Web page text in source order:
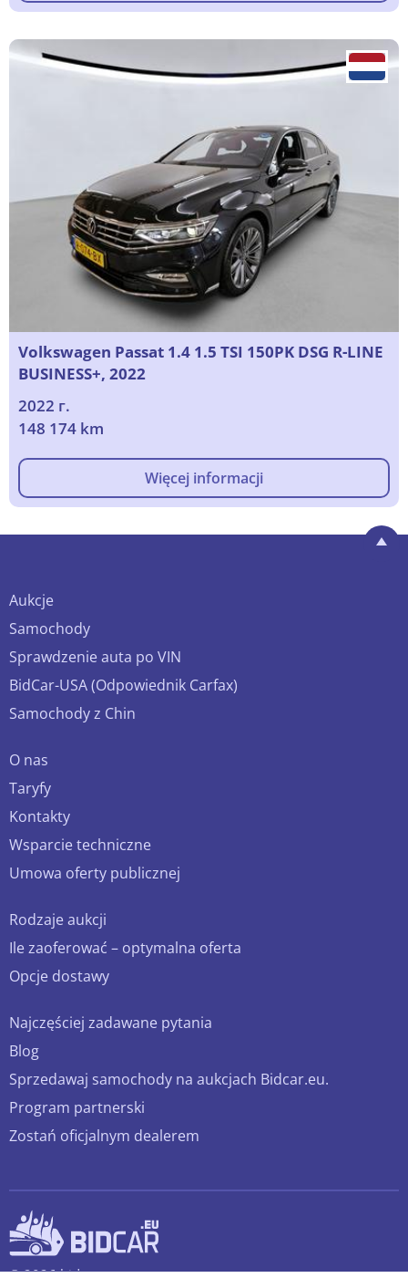
Volkswagen Passat 1.4 1.5 TSI 150PK DSG R-LINE
BUSINESS+, 2022
2022 г.
148 174 km
Więcej informacji
Aukcje
Samochody
Sprawdzenie auta po VIN
BidCar-USA (Odpowiednik Carfax)
Samochody z Chin
O nas
Taryfy
Kontakty
Wsparcie techniczne
Umowa oferty publicznej
Rodzaje aukcji
Ile zaoferować – optymalna oferta
Opcje dostawy
Najczęściej zadawane pytania
Blog
Sprzedawaj samochody na aukcjach Bidcar.eu.
Program partnerski
Zostań oficjalnym dealerem